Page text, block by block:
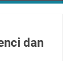
dan